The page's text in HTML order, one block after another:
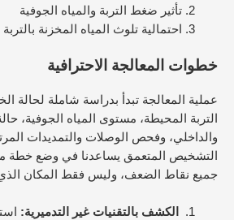
تأثير ضغط التربة والمياه الجوفية
احتمالية تلوث المياه المخزنة بالتربة
خطوات المعالجة الاحترافية
عملية المعالجة تبدأ بدراسة شاملة لحالة
التربة المحيطة، مستوى المياه الجوفية،
والداخلي، وفحص الوصلات والتمديدات
التشخيص المتعمق يساعدنا في وضع خطة
جميع نقاط الضعف، وليس فقط المكان الذي
الكشف بالتقنيات غير التدميرية: